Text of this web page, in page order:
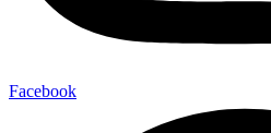
Facebook